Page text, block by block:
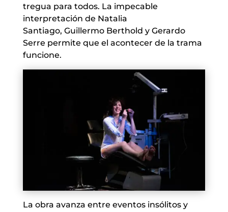
tregua para todos. La impecable
interpretación de Natalia
Santiago, Guillermo Berthold y Gerardo
Serre permite que el acontecer de la trama
funcione.
La obra avanza entre eventos insólitos y